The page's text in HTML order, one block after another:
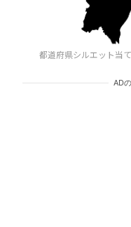
都道府県シルエット当
AD